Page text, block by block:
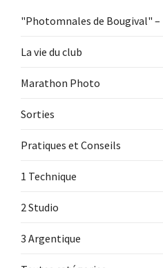
"Photomnales de Bougival" –
La vie du club
Marathon Photo
Sorties
Pratiques et Conseils
1 Technique
2 Studio
3 Argentique